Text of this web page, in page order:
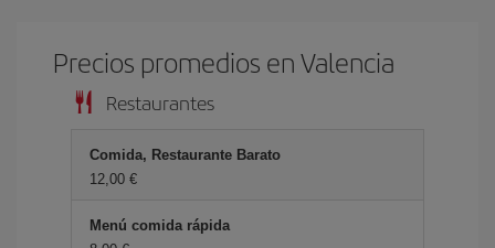
Precios promedios en Valencia
Restaurantes
Comida, Restaurante Barato
12,00 €
Menú comida rápida